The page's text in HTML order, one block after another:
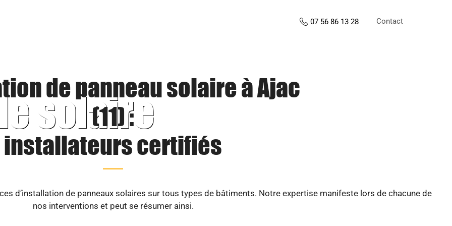
07 56 86 13 28 Contact
solaire
de panneau solaire à Ajac
(11) :
installateurs certifiés
d’installation de panneaux solaires sur tous types de bâtiments. Notre expertise manifeste lors de chacune de
nos interventions et peut se résumer ainsi.